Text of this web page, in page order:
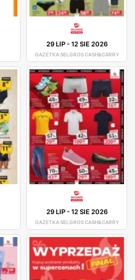
29 LIP-12 SIE 2026
GAZETKA SELGROS CASH&CARRY
29 LIP-12 SIE 2026
GAZETKA SELGROS CASH&CARRY